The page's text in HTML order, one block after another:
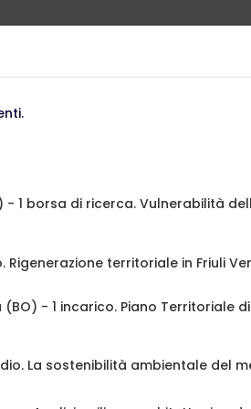
ospedalierie e
al progetto "CIVIS"
"CIVIS"
Select Language▼
- 1 borsa di ricerca. Vulnerabilità
territoriale in Friuli
- 1 incarico. Piano Territoriale
La sostenibilità ambientale del
Stati Uniti e Canada | 22 agosto > 30
dal Museo MAGMA per la realizzazione